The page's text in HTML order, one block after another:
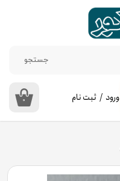
جستجو
۰ ورود / ثبت نام